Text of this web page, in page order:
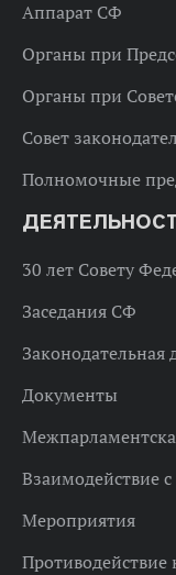
Аппарат СФ
Органы при
Органы при
Совет
Полномочные
30 лет Совету
Заседания СФ
Законодательная
Документы
Взаимодействие
Мероприятия
Противодействие